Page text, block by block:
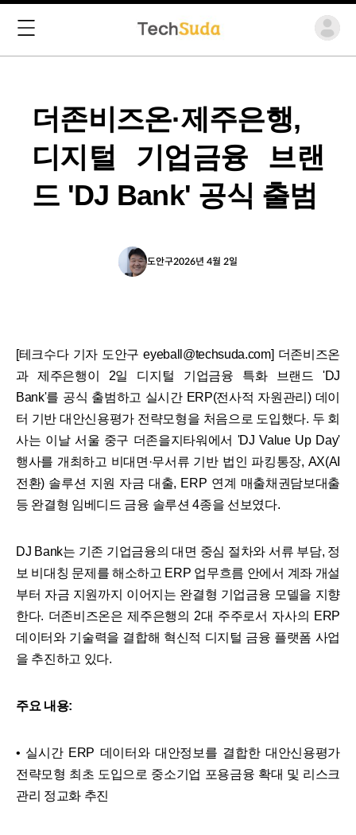
더존비즈온·제주은행,
디지털 기업금융 브랜
드 'DJ Bank' 공식 출범
도안구2026년 4월 2일
[테크수다 기자 도안구 eyeball@techsuda.com] 더존비즈온
과 제주은행이 2일 디지털 기업금융 특화 브랜드 'DJ
Bank'를 공식 출범하고 실시간 ERP(전사적 자원관리) 데이
터 기반 대안신용평가 전략모형을 처음으로 도입했다. 두 회
사는 이날 서울 중구 더존을지타워에서 'DJ Value Up Day'
행사를 개최하고 비대면·무서류 기반 법인 파킹통장, AX(AI
전환) 솔루션 지원 자금 대출, ERP 연계 매출채권담보대출
등 완결형 임베디드 금융 솔루션 4종을 선보였다.
DJ Bank는 기존 기업금융의 대면 중심 절차와 서류 부담, 정
보 비대칭 문제를 해소하고 ERP 업무흐름 안에서 계좌 개설
부터 자금 지원까지 이어지는 완결형 기업금융 모델을 지향
한다. 더존비즈온은 제주은행의 2대 주주로서 자사의 ERP
데이터와 기술력을 결합해 혁신적 디지털 금융 플랫폼 사업
을 추진하고 있다.
주요 내용:
• 실시간 ERP 데이터와 대안정보를 결합한 대안신용평가
전략모형 최초 도입으로 중소기업 포용금융 확대 및 리스크
관리 정교화 추진